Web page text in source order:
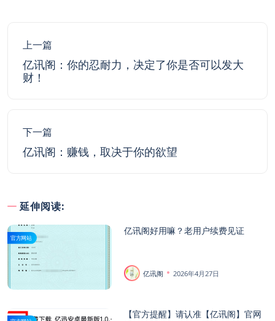
上一篇
亿讯阁：你的忍耐力，决定了你是否可以发大
财！
下一篇
亿讯阁：赚钱，取决于你的欲望
延伸阅读:
官方网站
亿讯阁好用嘛？老用户续费见证
亿讯阁 2026年4月27日
【官方提醒】请认准【亿讯阁】官网